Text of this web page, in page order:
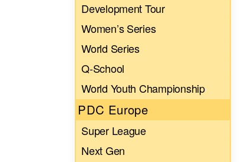
Development Tour
Women’s Series
World Series
Q-School
World Youth Championship
PDC Europe
Super League
Next Gen